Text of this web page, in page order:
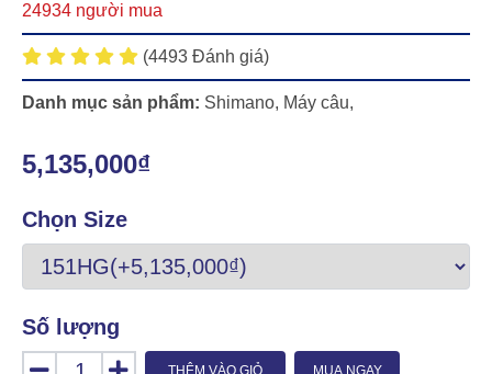
24934 người mua
(4493 Đánh giá)
Danh mục sản phẩm: Shimano, Máy câu,
5,135,000₫
Chọn Size
Số lượng
THÊM VÀO GIỎ MUA NGAY